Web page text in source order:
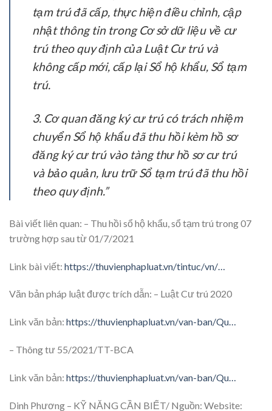
tạm trú đã cấp, thực hiện điều chỉnh, cập
nhật thông tin trong Cơ sở dữ liệu về cư
trú theo quy định của Luật Cư trú và
không cấp mới, cấp lại Sổ hộ khẩu, Sổ tạm
trú.
3. Cơ quan đăng ký cư trú có trách nhiệm
chuyển Sổ hộ khẩu đã thu hồi kèm hồ sơ
đăng ký cư trú vào tàng thư hồ sơ cư trú
và bảo quản, lưu trữ Sổ tạm trú đã thu hồi
theo quy định.”
Bài viết liên quan: – Thu hồi sổ hộ khẩu, sổ tạm trú trong 07
trường hợp sau từ 01/7/2021
Link bài viết: https://thuvienphapluat.vn/tintuc/vn/…
Văn bản pháp luật được trích dẫn: – Luật Cư trú 2020
Link văn bản: https://thuvienphapluat.vn/van-ban/Qu…
– Thông tư 55/2021/TT-BCA
Link văn bản: https://thuvienphapluat.vn/van-ban/Qu…
Dinh Phương – KỸ NĂNG CẦN BIẾT/ Nguồn: Website: